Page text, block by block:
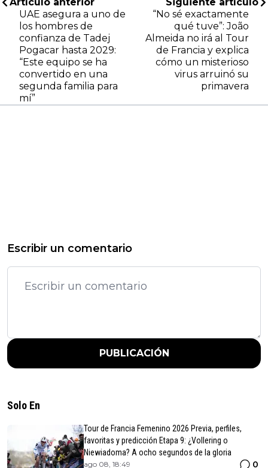
Artículo anterior
UAE asegura a uno de
los hombres de
confianza de Tadej
Pogacar hasta 2029:
“Este equipo se ha
convertido en una
segunda familia para
mí”
Siguiente artículo
“No sé exactamente
qué tuve”: João
Almeida no irá al Tour
de Francia y explica
cómo un misterioso
virus arruinó su
primavera
Escribir un comentario
PUBLICACIÓN
Solo En
Tour de Francia Femenino 2026 Previa, perfiles,
favoritas y predicción Etapa 9: ¿Vollering o
Niewiadoma? A ocho segundos de la gloria
ago 08, 18:49 0